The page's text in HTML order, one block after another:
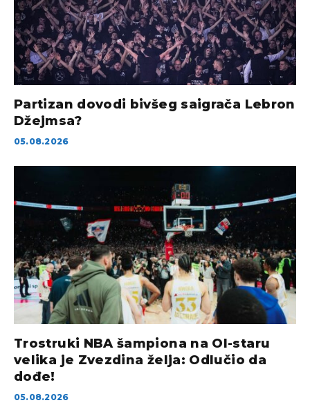
Partizan dovodi bivšeg saigrača Lebron
Džejmsa?
05.08.2026
Trostruki NBA šampiona na Ol-staru
velika je Zvezdina želja: Odlučio da
dođe!
05.08.2026